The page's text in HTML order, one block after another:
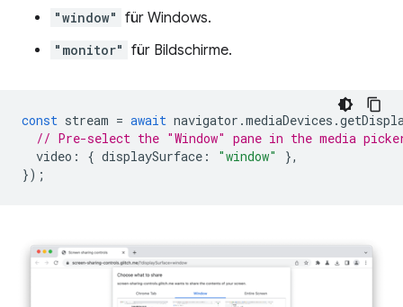
"window" für Windows.
"monitor" für Bildschirme.
const stream = await navigator .mediaDevices .
// Pre-select the "Window" pane in the media
video : { displaySurface : "window"
},
});